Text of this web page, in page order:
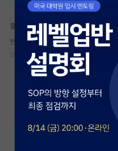
대학원생 모집
국내대학원 정보
연구실&오픈랩
커뮤니티
커뮤니티 홈
전체글보기
베스트 게시판
확실히 연구실 분위기가 중요
뻔뻔한 존 내시
2023.06.03 4 3896